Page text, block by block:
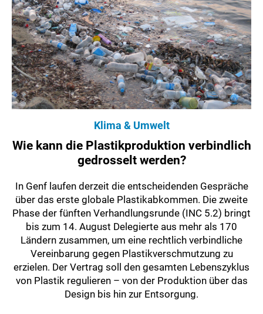
Klima & Umwelt
Wie kann die Plastikproduktion verbindlich
gedrosselt werden?
In Genf laufen derzeit die entscheidenden Gespräche
über das erste globale Plastikabkommen. Die zweite
Phase der fünften Verhandlungsrunde (INC 5.2) bringt
bis zum 14. August Delegierte aus mehr als 170
Ländern zusammen, um eine rechtlich verbindliche
Vereinbarung gegen Plastikverschmutzung zu
erzielen. Der Vertrag soll den gesamten Lebenszyklus
von Plastik regulieren – von der Produktion über das
Design bis hin zur Entsorgung.